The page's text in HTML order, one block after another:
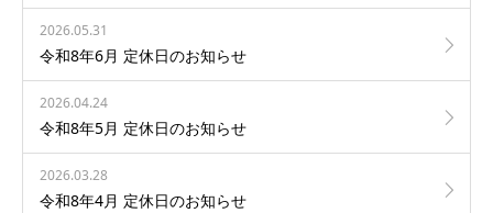
2026.05.31
令和8年6月 定休日のお知らせ
2026.04.24
令和8年5月 定休日のお知らせ
2026.03.28
令和8年4月 定休日のお知らせ